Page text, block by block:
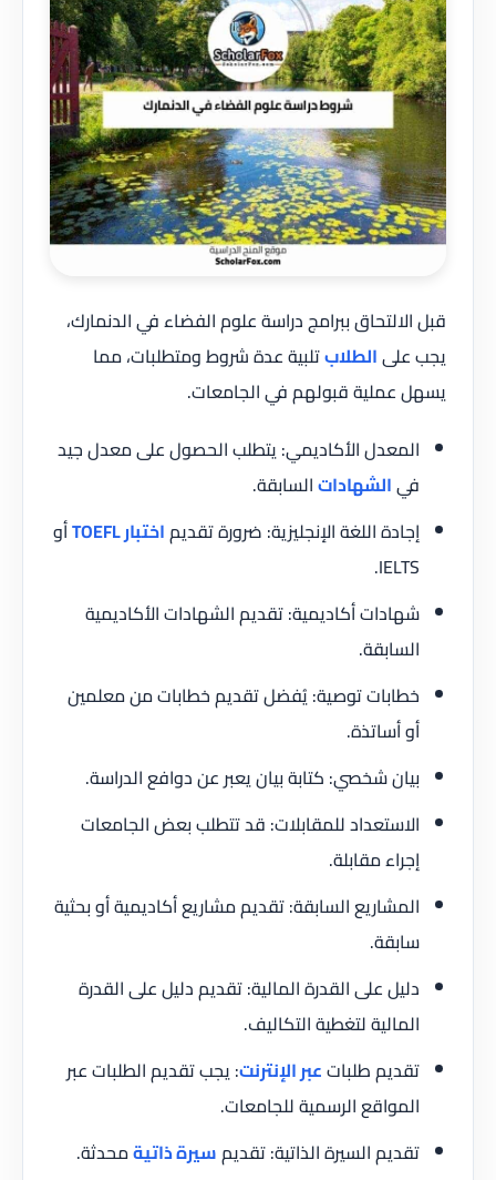
قبل الالتحاق ببرامج دراسة علوم الفضاء في الدنمارك،
يجب علىالطلابتلبية عدة شروط ومتطلبات، مما
يسهل عملية قبولهم في الجامعات.
المعدل الأكاديمي: يتطلب الحصول على معدل جيد
فيالشهاداتالسابقة.
إجادة اللغة الإنجليزية: ضرورة تقديماختبار TOEFL
أو
IELTS.
شهادات أكاديمية: تقديم الشهادات الأكاديمية
السابقة.
خطابات توصية: يُفضل تقديم خطابات من معلمين
أو أساتذة.
بيان شخصي: كتابة بيان يعبر عن دوافع الدراسة.
الاستعداد للمقابلات: قد تتطلب بعض الجامعات
إجراء مقابلة.
المشاريع السابقة: تقديم مشاريع أكاديمية أو بحثية
سابقة.
دليل على القدرة المالية: تقديم دليل على القدرة
المالية لتغطية التكاليف.
تقديم طلباتعبر الإنترنت: يجب تقديم الطلبات عبر
المواقع الرسمية للجامعات.
تقديم السيرة الذاتية: تقديمسيرة ذاتيةمحدثة.